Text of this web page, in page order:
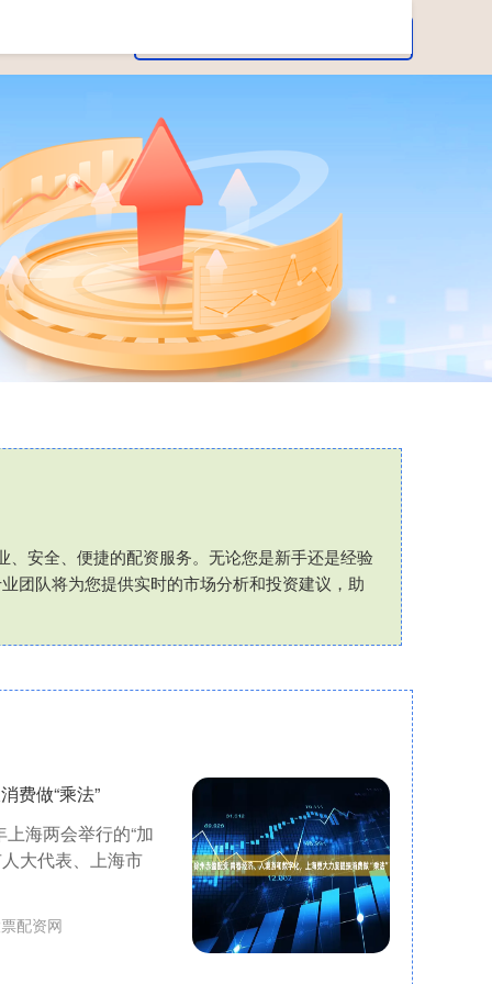
安全、便捷的配资服务。无论您是新手还是经验
团队将为您提供实时的市场分析和投资建议，助
费做“乘法”
海两会举行的“加
大代表、上海市
配资网